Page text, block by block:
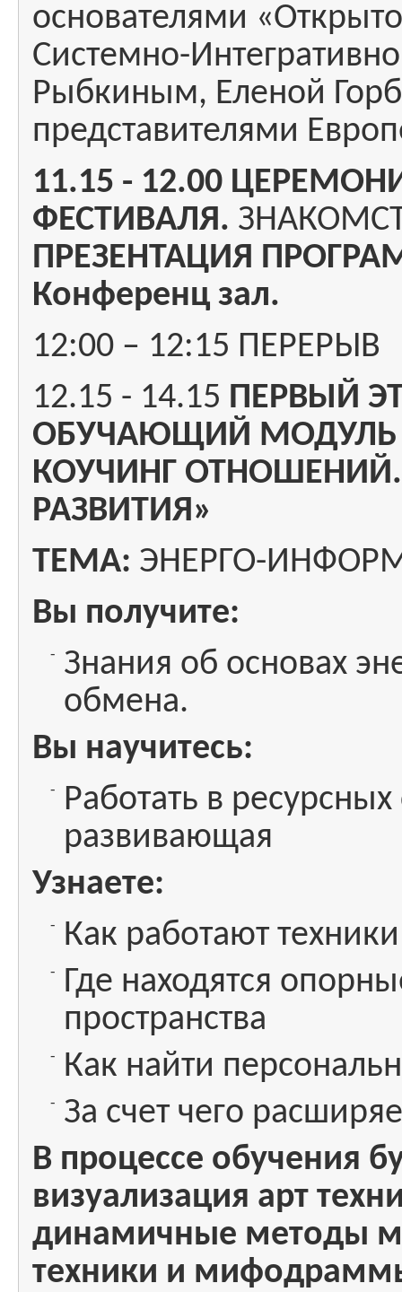
основателями
Системно-
Рыбкиным, Еленой
представителями
11.15 - 12.00
ФЕСТИВАЛЯ.
ПРЕЗЕНТАЦИЯ
Конференц зал.
12:00 – 12:15 ПЕРЕРЫВ
12.15 - 14.15 ПЕРВЫЙ
ОБУЧАЮЩИЙ
КОУЧИНГ
РАЗВИТИЯ»
ТЕМА: ЭНЕРГО-
Вы получите:
Знания об основах
обмена.
Вы научитесь:
Работать в
развивающая
Узнаете:
Как работают
Где находятся
пространства
Как найти
За счет чего
В процессе обучения
визуализация арт
динамичные методы
техники и